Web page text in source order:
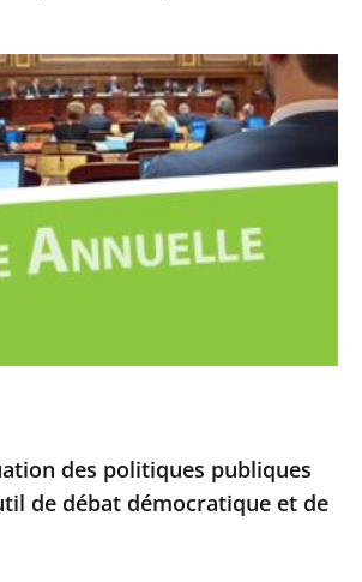
des politiques publiques
de débat démocratique et de